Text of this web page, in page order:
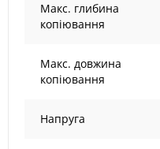
Макс. глибина
копіювання
Макс. довжина
копіювання
Напруга